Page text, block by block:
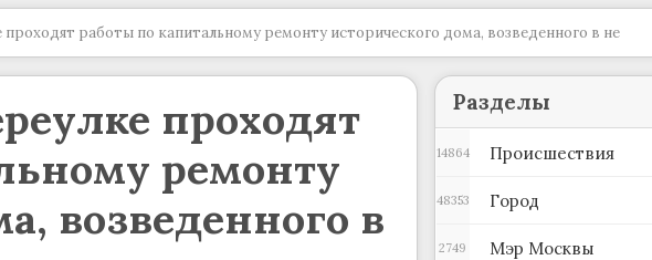
работы по капитальному ремонту исторического дома, возведенного в не
проходят
ремонту
возведенного в
Разделы
Происшествия
14864
Город
48353
Мэр Москвы
2749